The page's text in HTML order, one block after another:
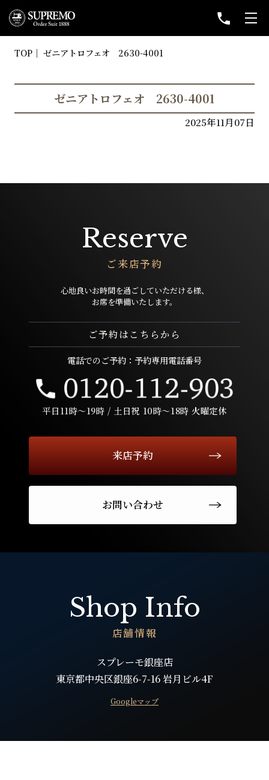
TOP ゼニアトロフェオ 2630-4001
ゼニアトロフェオ 2630-4001
2025年11月07日
Reserve
ご来店予約
心地良いお時間を過ごしていただける様、
お席を準備いたします。
ご予約はこちらから
電話でのご予約：予約専用電話番号
平日11時〜19時 / 土日祝 10時〜18時 火曜定休
来店予約
お問い合わせ
Shop Info
店舗情報
スプレーモ銀座店
東京都中央区銀座6-7-16 岩月ビル4F
Googleマップ